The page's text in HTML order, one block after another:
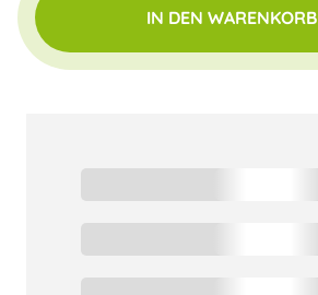
IN DEN WARENKORB